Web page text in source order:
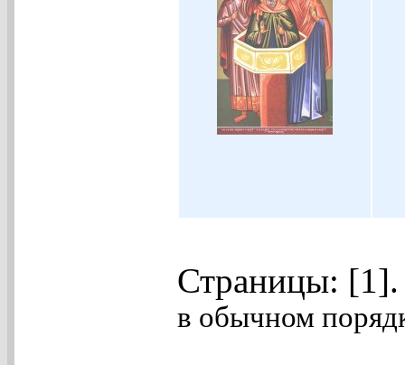
Страницы:
в обычном